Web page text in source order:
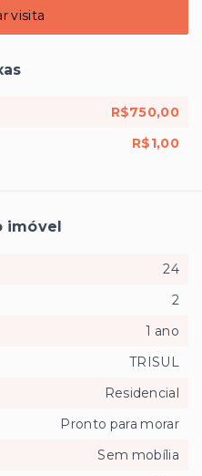
visita
R$750,00
R$1,00
imóvel
24
2
1 ano
TRISUL
Residencial
Pronto para morar
Sem mobília